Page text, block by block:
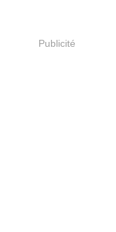
Publicité